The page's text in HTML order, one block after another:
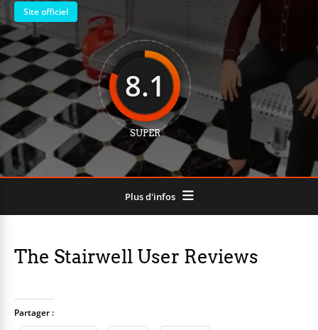
Site officiel
8.1
SUPER
Plus d'infos
The Stairwell User Reviews
Partager :